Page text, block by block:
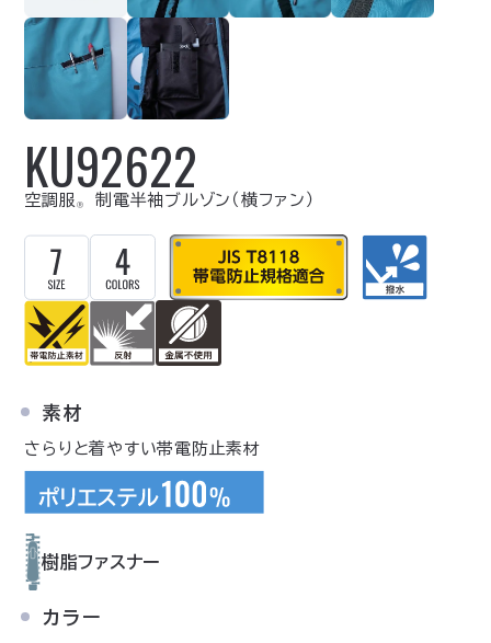
KU92622
空調服 Ⓡ 制電半袖ブルゾン（横ファン）
素材
さらりと着やすい帯電防止素材
樹脂ファスナー
カラー